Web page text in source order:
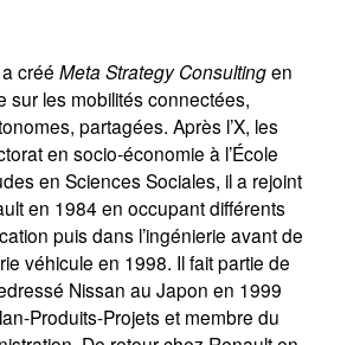
a créé Meta Strategy Consultingen
sur les mobilités connectées,
partagées. Après l’X, les
en socio-économie à l’École
en Sciences Sociales, il a rejoint
en 1984 en occupant différents
puis dans l’ingénierie avant de
véhicule en 1998. Il fait partie de
Nissan au Japon en 1999
Produits-Projets et membre du